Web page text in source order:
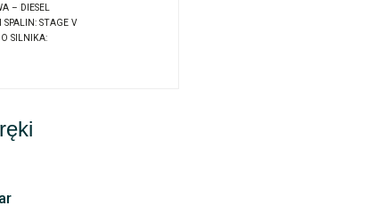
– DIESEL
SPALIN: STAGE V
SILNIKA: